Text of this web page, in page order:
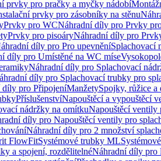
prvky pro pračky a myčky nádobí
prvky pro zásobníky na stěnu
Prvky pro WCNáhradní díly pro Prvky
Prvky pro pisoáryNáhradní díly pro
díly pro Pro upevněníSplachovací
díly pro Umístěné na WC míse
Náhradní díly pro Splachovací
díly pro Splachovací trubky pro
díly pro PřipojeníManžetySpojky, růžice
PříslušenstvíNapouštěcí a vypouštěcí
nádržky na omítkuNapouštěcí ventily
díly pro Napouštěcí ventily pro
Náhradní díly pro 2 množství
FlowFitSystémové trubky ML
a spojení, rozdělitelnéNáhradní díly pro